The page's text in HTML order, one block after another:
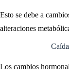
Esto se debe a
alteraciones
Los cambios